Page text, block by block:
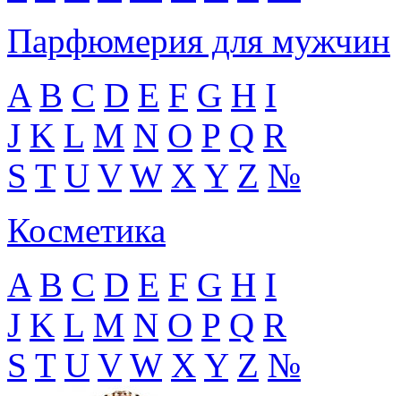
Парфюмерия для мужчин
A B C D E F G H I
J K L M N O P Q R
S T U V W X Y Z №
Косметика
A B C D E F G H I
J K L M N O P Q R
S T U V W X Y Z №